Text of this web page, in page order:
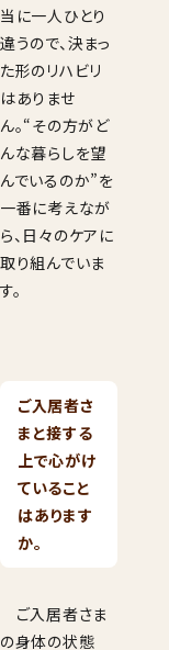
当に一人ひとり
違うので、決まっ
た形のリハビリ
はありませ
ん。“その方がど
んな暮らしを望
んでいるのか”を
一番に考えなが
ら、日々のケアに
取り組んでいま
す。
ご入居者さ
まと接する
上で心がけ
ていること
はあります
か。
ご入居者さま
の身体の状態